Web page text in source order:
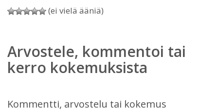
(ei vielä ääniä)
Arvostele, kommentoi tai
kerro kokemuksista
Kommentti, arvostelu tai kokemus